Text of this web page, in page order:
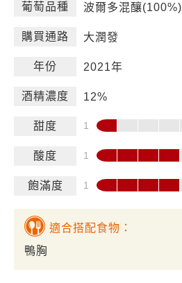
葡萄品種 波爾多混釀(100%)
購買通路 大潤發
年份 2021年
酒精濃度 12%
甜度
酸度
飽滿度
適合搭配食物：
鴨胸